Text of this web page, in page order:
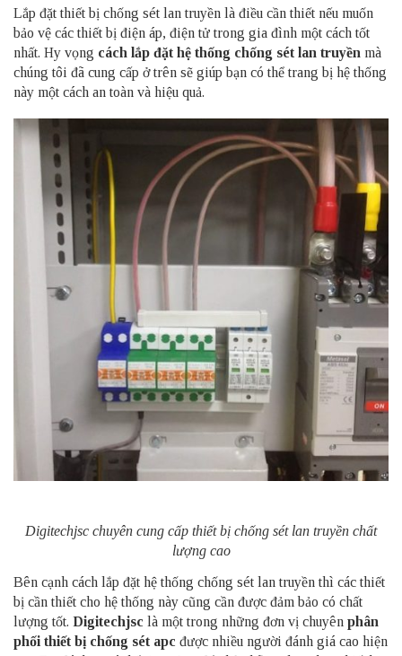
Lắp đặt thiết bị chống sét lan truyền là điều cần thiết nếu muốn
bảo vệ các thiết bị điện áp, điện tử trong gia đình một cách tốt
nhất. Hy vọng cách lắp đặt hệ thống chống sét lan truyền mà
chúng tôi đã cung cấp ở trên sẽ giúp bạn có thể trang bị hệ thống
này một cách an toàn và hiệu quả.
Digitechjsc chuyên cung cấp thiết bị chống sét lan truyền chất
lượng cao
Bên cạnh cách lắp đặt hệ thống chống sét lan truyền thì các thiết
bị cần thiết cho hệ thống này cũng cần được đảm bảo có chất
lượng tốt. Digitechjsc là một trong những đơn vị chuyên phân
phối thiết bị chống sét apc được nhiều người đánh giá cao hiện